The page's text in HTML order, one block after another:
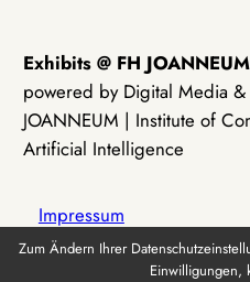
Exhibits @ FH JOANNEUM
powered by Digital Media &
JOANNEUM | Institute of
Artificial Intelligence
Impressum
Zum Ändern Ihrer
Einwilligungen,